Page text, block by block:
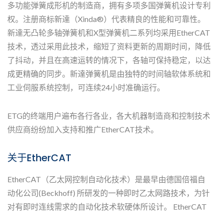
多功能弹簧成形机的制造商，拥有多项多国弹簧机设计专利
权。注册商标新達（Xinda®）代表精良的性能和可靠性。
新達无凸轮多轴弹簧机和X型弹簧机二系列均采用EtherCAT
技术，透过采用此技术，缩短了资料更新的周期时间，降低
了抖动，并且在高速运转的情况下，各轴可保持稳定，以达
成更精确的同步。新達弹簧机是由独特的时间轴软体系统和
工业伺服系统控制，可连续24小时准确运行。
ETG的终端用户遍布各行各业，各大机器制造商和控制技术
供应商纷纷加入支持和推广EtherCAT技术。
关于EtherCAT
EtherCAT（乙太网控制自动化技术）是最早由德国倍福自
动化公司(Beckhoff) 所研发的一种即时乙太网路技术，为针
对有即时连线需求的自动化技术软硬体所设计。 EtherCAT